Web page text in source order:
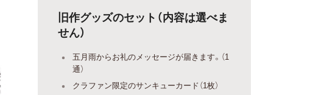
旧作グッズのセット（内容は選べま
せん）
五月雨からお礼のメッセージが届きます。（1
通）
クラファン限定のサンキューカード（1枚）